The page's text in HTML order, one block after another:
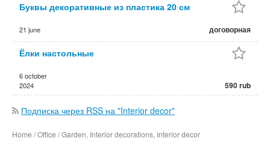
Буквы декоративные из пластика 20 см
21 june договорная
Ёлки настольные
6 october
2024
590 rub
Подписка через RSS на "Interior decor"
Home / Office / Garden, Interior decorations, Interior decor